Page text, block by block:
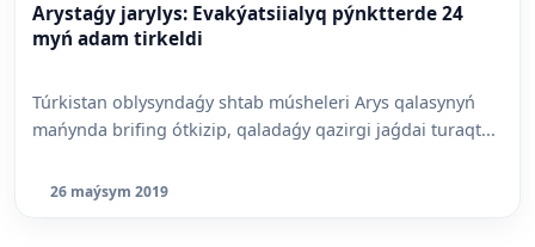
Arystaǵy jarylys: Evakýatsiialyq pýnktterde 24
myń adam tirkeldi
Túrkistan oblysyndaǵy shtab músheleri Arys qalasynyń
mańynda brifing ótkizip, qaladaǵy qazirgi jaǵdai turaqt...
26 maýsym 2019